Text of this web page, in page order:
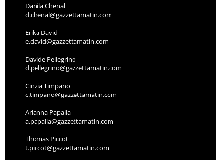
Danila Chenal
d.chenal@gazzettamatin.com
Erika David
e.david@gazzettamatin.com
Davide Pellegrino
d.pellegrino@gazzettamatin.com
Cinzia Timpano
c.timpano@gazzettamatin.com
Arianna Papalia
a.papalia@gazzettamatin.com
Thomas Piccot
t.piccot@gazzettamatin.com